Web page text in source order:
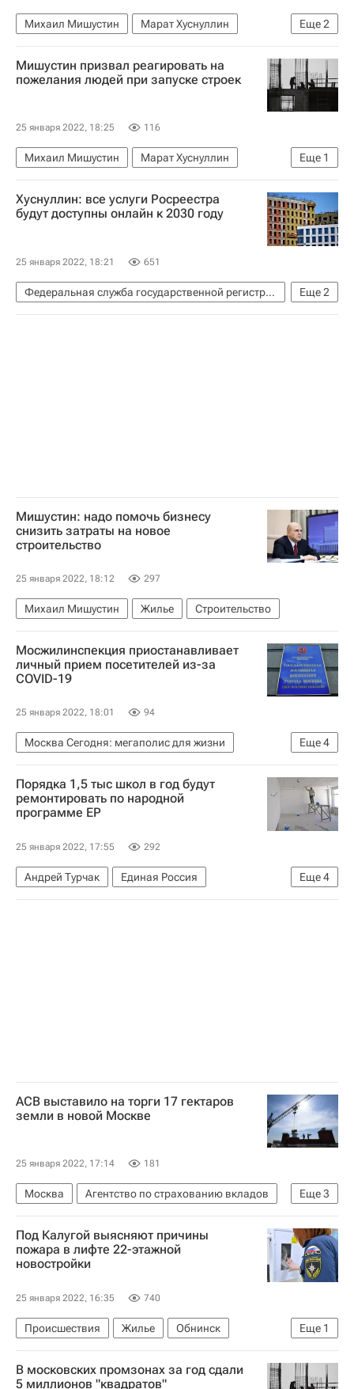
Еще2
Михаил Мишустин
Марат Хуснуллин
Жилье
Ипотека
Мишустин призвал реагировать на
пожелания людей при запуске строек
25 января 2022, 18:25 116
Еще 1
Михаил Мишустин
Марат Хуснуллин
Россия
Хуснуллин: все услуги Росреестра
будут доступны онлайн к 2030 году
25 января 2022, 18:21 651
Еще2
Федеральная служба государственной регистрации, кадастра и картографии (Росреестр)
Михаил Мишустин
Марат Хуснуллин
Мишустин: надо помочь бизнесу
снизить затраты на новое
строительство
25 января 2022, 18:12 297
Михаил Мишустин Жилье Строительство
Мосжилинспекция приостанавливает
личный прием посетителей из-за
COVID-19
25 января 2022, 18:01 94
Еще4
Москва Сегодня: мегаполис для жизни
Мосжилинспекция
Городское хозяйство Москвы
Комплекс городского хозяйства Москвы
Коронавирус COVID-19
Порядка 1,5 тыс школ в год будут
ремонтировать по народной
программе ЕР
25 января 2022, 17:55 292
Еще4
Андрей Турчак
Единая Россия
Совет Федерации РФ
Россия
Ремонт
АСВ выставило на торги 17 гектаров
земли в новой Москве
25 января 2022, 17:14 181
Еще3
Москва
Агентство по страхованию вкладов
Российский аукционный дом
Новая Москва
Земельные участки
Под Калугой выясняют причины
пожара в лифте 22-этажной
новостройки
25 января 2022, 16:35 740
Еще 1
Происшествия Жилье
Обнинск
Калужская область
В московских промзонах за год сдали
5 миллионов "квадратов"